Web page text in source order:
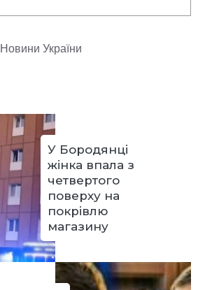
Новини України
У Бородянці
жінка впала з
четвертого
поверху на
покрівлю
магазину